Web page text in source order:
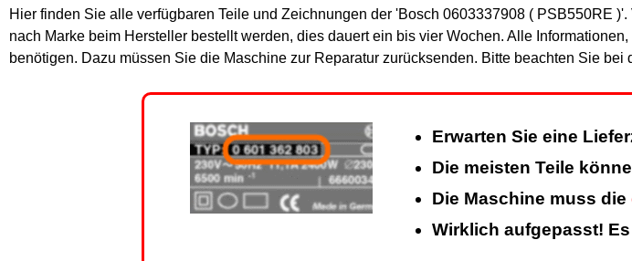
Hier finden Sie alle verfügbaren Teile und Zeichnungen der 'Bosch 0603337908 ( PSB550RE
nach Marke beim Hersteller bestellt werden, dies dauert ein bis vier Wochen. Alle
benötigen. Dazu müssen Sie die Maschine zur Reparatur zurücksenden. Bitte beachten Sie bei
Erwarten Sie eine
Die meisten Teile
Die Maschine muss die
Wirklich aufgepasst!